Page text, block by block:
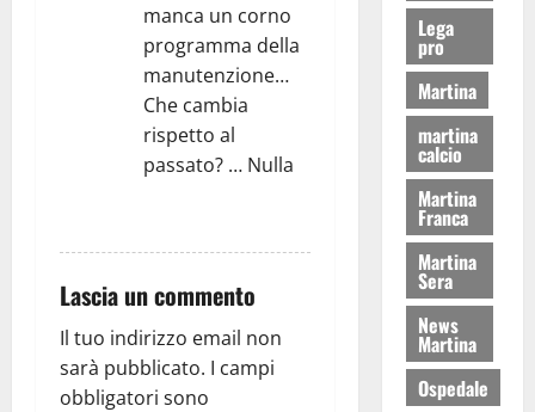
manca un corno
programma della
manutenzione…
Che cambia
rispetto al
passato? … Nulla
Lascia un commento
Il tuo indirizzo email non
sarà pubblicato. I campi
obbligatori sono
Lega
pro
Martina
martina
calcio
Martina
Franca
Martina
Sera
News
Martina
Ospedale